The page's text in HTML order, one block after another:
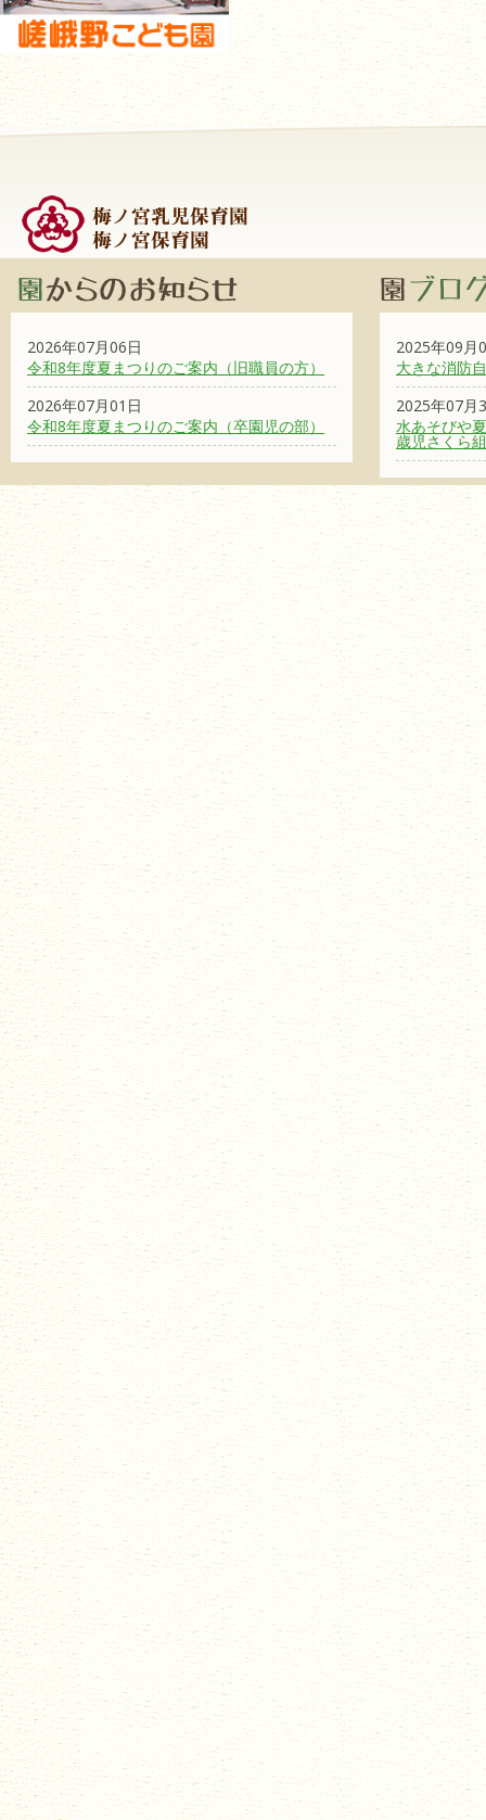
2026年07月06日
令和8年度夏まつりのご案内（旧職員の方）
2026年07月01日
令和8年度夏まつりのご案内（卒園児の部）
2025年09月
大きな消防
2025年07月
水あそびや
歳児さくら